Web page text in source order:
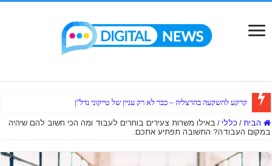
קרקע להשקעה בהרצליה – כבר לא רק עניין של טייקוני נדל"ן
הבית / כללי / באילו משרות צעירים בוחרים לעבוד ומה הכי חשוב להם שיהיה
במקום העבודה? התשובה תפתיע אתכם.